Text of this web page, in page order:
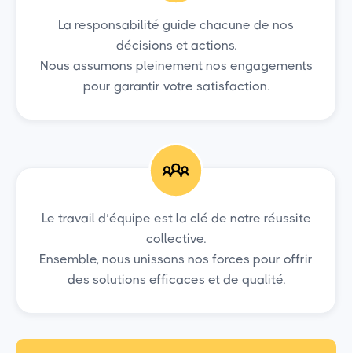
La responsabilité guide chacune de nos
décisions et actions.
Nous assumons pleinement nos engagements
pour garantir votre satisfaction.
Le travail d’équipe est la clé de notre réussite
collective.
Ensemble, nous unissons nos forces pour offrir
des solutions efficaces et de qualité.